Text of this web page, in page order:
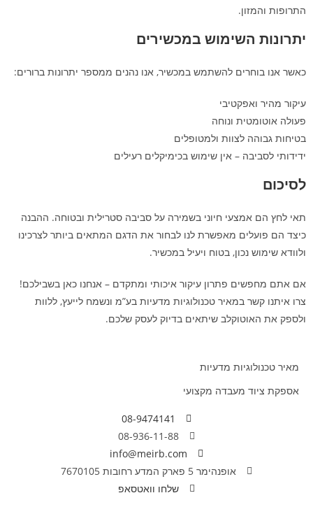
התרופות והמזון.
יתרונות השימוש במכשירים
כאשר אנו בוחרים להשתמש במכשיר, אנו נהנים ממספר יתרונות ברורים:
עיקור מהיר ואפקטיבי
פעולה אוטומטית ונוחה
בטיחות גבוהה לצוות ולמטופלים
ידידותי לסביבה – אין שימוש בכימיקלים רעילים
לסיכום
תאי לחץ הם אמצעי חיוני בשמירה על סביבה סטרילית ובטוחה. ההבנה
כיצד הם פועלים מאפשרת לנו לבחור את הדגם המתאים ביותר לצרכינו
ולוודא שימוש נכון, בטוח ויעיל במכשיר.
אם אתם מחפשים פתרון עיקור איכותי ומתקדם – אנחנו כאן בשבילכם!
צרו איתנו קשר במאיר טכנולוגיות מדעיות בע”מ ונשמח לייעץ, ללוות
ולספק את האוטוקלב שיתאים בדיוק לעסק שלכם.
מאיר טכנולוגיות מדעיות
אספקת ציוד מעבדה מקצועי
08-9474141
08-936-11-88
info@meirb.com
אופנהימר 5 פארק המדע רחובות 7670105
שלחו וואטסאפ